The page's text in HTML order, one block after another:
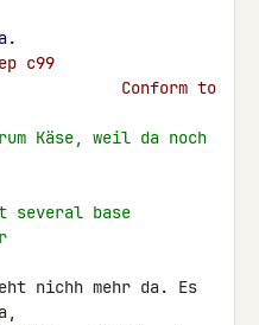
c99
Conform to
Käse, weil da noch
several base
nichh mehr da. Es